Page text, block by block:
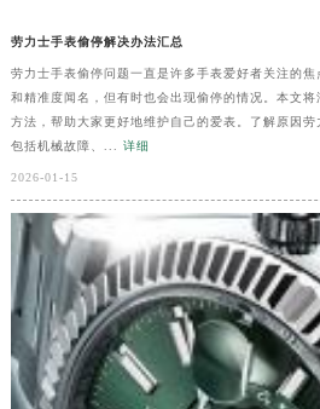
劳力士手表偷停解决办法汇总
劳力士手表偷停问题一直是许多手表爱好者关注的
和精准度闻名，但有时也会出现偷停的情况。本文
方法，帮助大家更好地维护自己的爱表。了解原因劳
包括机械故障、... 详细
2026-01-15